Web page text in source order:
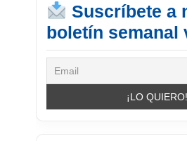
Suscríbete a
boletín semanal